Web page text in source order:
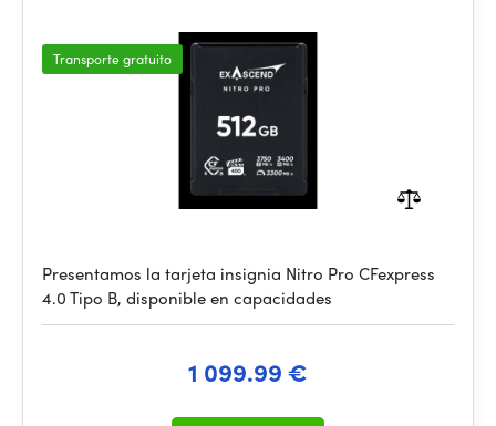
Transporte gratuito
Presentamos la tarjeta insignia Nitro Pro CFexpress
4.0 Tipo B, disponible en capacidades
1 099.99 €